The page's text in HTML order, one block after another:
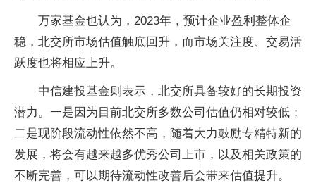
万家基金也认为，2023年，预计企业盈利整体企
稳，北交所市场估值触底回升，而市场关注度、交易活
跃度也将相应上升。
中信建投基金则表示，北交所具备较好的长期投资
潜力。一是因为目前北交所多数公司估值仍相对较低；
二是现阶段流动性依然不高，随着大力鼓励专精特新的
发展，将会有越来越多优秀公司上市，以及相关政策的
不断完善，可以期待流动性改善后会带来估值提升。